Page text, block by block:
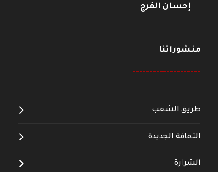
إحسان الفرج
منشوراتنا
--------------------
طريق الشعب
الثقافة الجديدة
الشرارة